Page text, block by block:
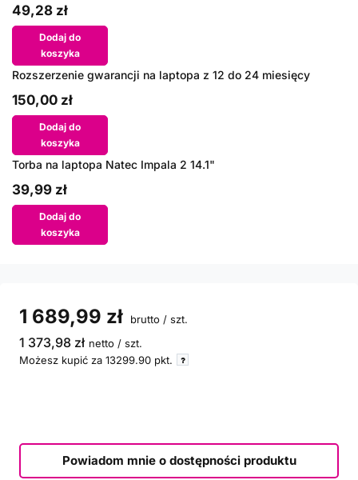
49,28 zł
Dodaj do
koszyka
Rozszerzenie gwarancji na laptopa z 12 do 24 miesięcy
150,00 zł
Dodaj do
koszyka
Torba na laptopa Natec Impala 2 14.1"
39,99 zł
Dodaj do
koszyka
1 689,99 zł brutto / szt.
1 373,98 zł netto / szt.
Możesz kupić za 13299.90 pkt.
Powiadom mnie o dostępności produktu